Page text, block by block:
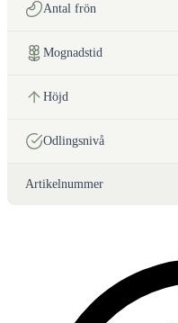
Antal frön
Mognadstid
Höjd
Odlingsnivå
Artikelnummer